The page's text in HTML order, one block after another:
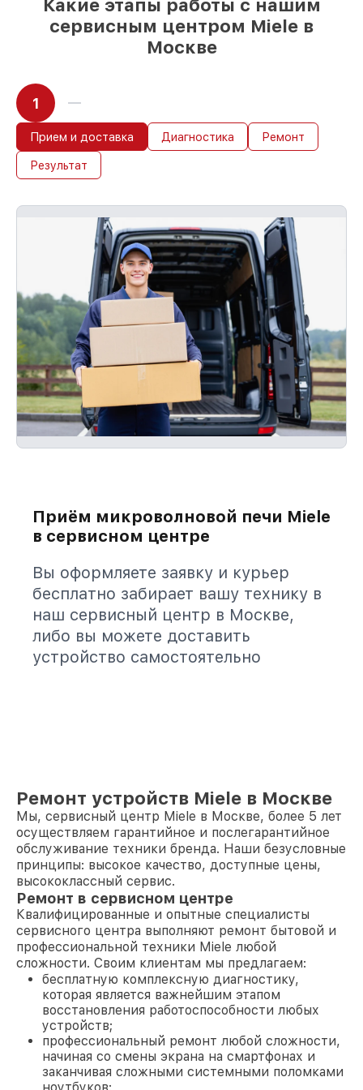
день, при немедленном старте работ
Какие этапы работы с нашим
сервисным центром Miele в
Москве
1
Прием и доставка Диагностика Ремонт
Результат
Приём микроволновой печи Miele
в сервисном центре
Вы оформляете заявку и курьер
бесплатно забирает вашу технику в
наш сервисный центр в Москве,
либо вы можете доставить
устройство самостоятельно
Ремонт устройств Miele в Москве
Мы, сервисный центр Miele в Москве, более 5 лет
осуществляем гарантийное и послегарантийное
обслуживание техники бренда. Наши безусловные
принципы: высокое качество, доступные цены,
высококлассный сервис.
Ремонт в сервисном центре
Квалифицированные и опытные специалисты
сервисного центра выполняют ремонт бытовой и
профессиональной техники Miele любой
сложности. Своим клиентам мы предлагаем:
бесплатную комплексную диагностику,
которая является важнейшим этапом
восстановления работоспособности любых
устройств;
профессиональный ремонт любой сложности,
начиная со смены экрана на смартфонах и
заканчивая сложными системными поломками